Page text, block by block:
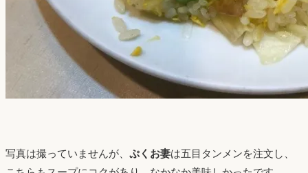
写真は撮っていませんが、 ぷくお妻は五目タンメンを注文し、